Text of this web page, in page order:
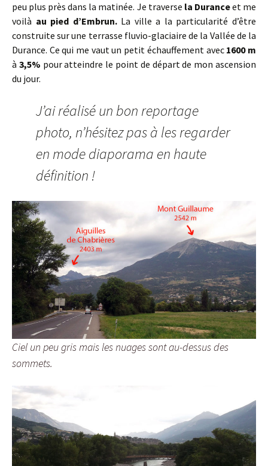
peu plus près dans la matinée. Je traverse la Duranceet me
voilà au pied d’Embrun.La ville a la particularité d’être
construite sur une terrasse fluvio-glaciaire de la Vallée de la
Durance. Ce qui me vaut un petit échauffement avec 1600 m
à 3,5% pour atteindre le point de départ de mon ascension
du jour.
J’ai réalisé un bon reportage
photo, n’hésitez pas à les regarder
en mode diaporama en haute
définition !
Ciel un peu gris mais les nuages sont au-dessus des
sommets.